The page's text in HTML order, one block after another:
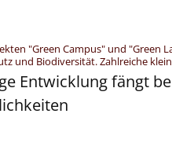
"Green Campus" und "Green
und Biodiversität. Zahlreiche
Entwicklung fängt